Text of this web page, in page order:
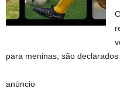
para meninas, são declarados
anúncio